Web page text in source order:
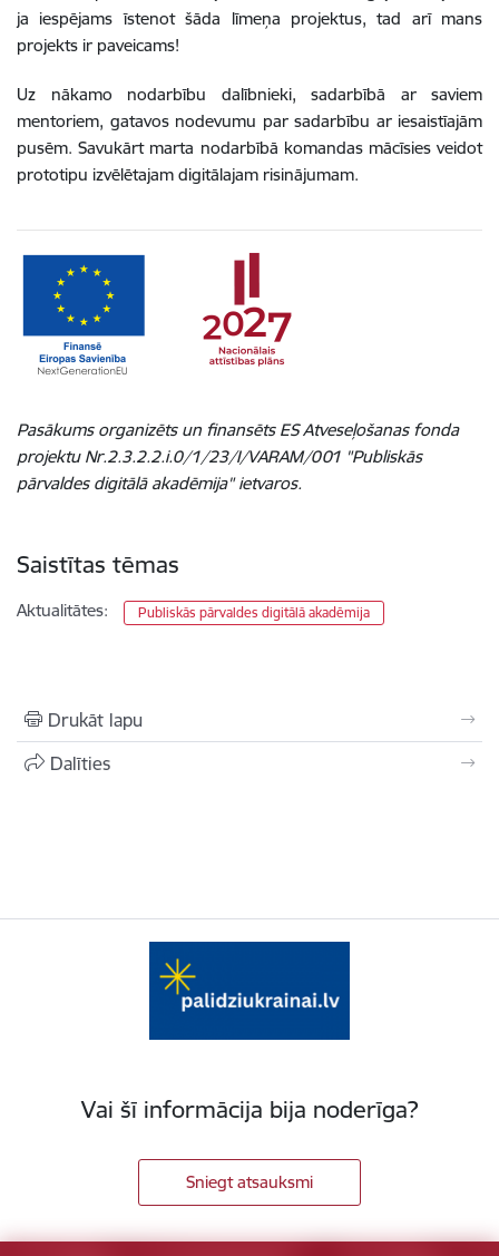
ja iespējams īstenot šāda līmeņa projektus, tad arī mans
projekts ir paveicams!
Uz nākamo nodarbību dalībnieki, sadarbībā ar saviem
mentoriem, gatavos nodevumu par sadarbību ar iesaistīajām
pusēm. Savukārt marta nodarbībā komandas mācīsies veidot
prototipu izvēlētajam digitālajam risinājumam.
Pasākums organizēts un finansēts ES Atveseļošanas fonda
projektu Nr.2.3.2.2.i.0/1/23/I/VARAM/001 "Publiskās
pārvaldes digitālā akadēmija" ietvaros.
Saistītas tēmas
Aktualitātes: Publiskās pārvaldes digitālā akadēmija
Drukāt lapu
Dalīties
Vai šī informācija bija noderīga?
Sniegt atsauksmi